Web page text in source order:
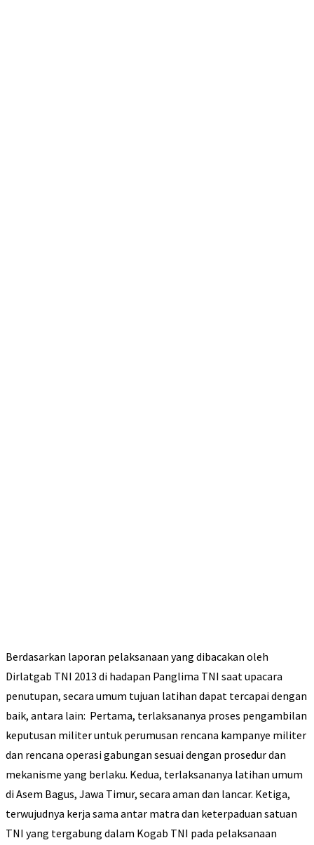
Berdasarkan laporan pelaksanaan yang dibacakan oleh
Dirlatgab TNI 2013 di hadapan Panglima TNI saat upacara
penutupan, secara umum tujuan latihan dapat tercapai dengan
baik, antara lain: Pertama, terlaksananya proses pengambilan
keputusan militer untuk perumusan rencana kampanye militer
dan rencana operasi gabungan sesuai dengan prosedur dan
mekanisme yang berlaku. Kedua, terlaksananya latihan umum
di Asem Bagus, Jawa Timur, secara aman dan lancar. Ketiga,
terwujudnya kerja sama antar matra dan keterpaduan satuan
TNI yang tergabung dalam Kogab TNI pada pelaksanaan